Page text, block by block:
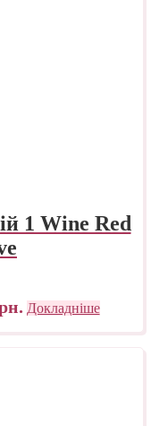
1 Wine Red
Докладніше